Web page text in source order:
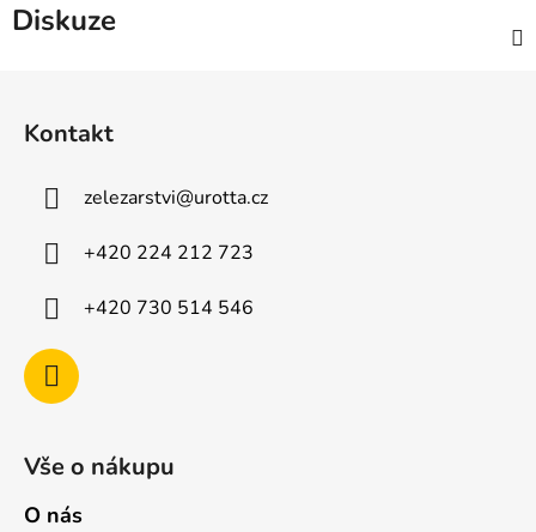
Diskuze
Kontakt
zelezarstvi@urotta.cz
+420 224 212 723
+420 730 514 546
Vše o nákupu
O nás